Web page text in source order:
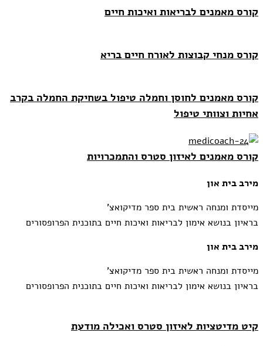
קורס מאמנים לבריאות ואיכות חיים
קורס מנחי קבוצות לאורח חיים בריא
קורס מאמנים לחוסן וחמלה טיפול בשחיקת החמלה בקרב
אחיות וצוותי טיפול
קורס מאמנים לאיזון סטרס והתמכרויות
מירב בית און
מייסדת ומנחה ראשית בית ספר מדיקואצ'
בראיון בנושא אימון לבריאות ואיכות חיים בתוכנית הפרופסורים
מירב בית און
מייסדת ומנחה ראשית בית ספר מדיקואצ'
בראיון בנושא אימון לבריאות ואיכות חיים בתוכנית הפרופסורים
קיט מדיטציות לאיזון סטרס ואכילה מודעת